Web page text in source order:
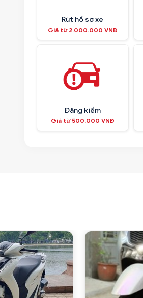
Rút hồ sơ xe
Giá từ 2.000.000 VNĐ
Đăng kiểm
Giá từ 500.000 VNĐ